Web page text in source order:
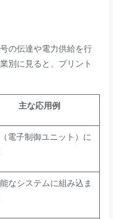
の伝達や電力供給を行
別に見ると、プリント
主な応用例
電子制御ユニット）に
なシステムに組み込ま